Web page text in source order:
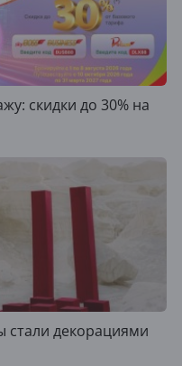
скидки до 30% на
декорациями